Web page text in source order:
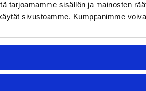
tarjoamamme sisällön ja mainosten
sivustoamme. Kumppanimme